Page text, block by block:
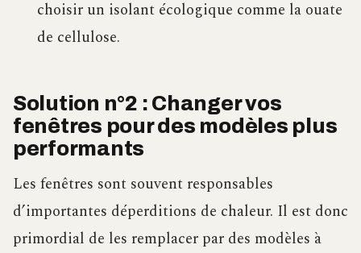
choisir un isolant écologique comme la ouate
de cellulose.
Solution n°2 : Changer vos
fenêtres pour des modèles plus
performants
Les fenêtres sont souvent responsables
d’importantes déperditions de chaleur. Il est donc
primordial de les remplacer par des modèles à